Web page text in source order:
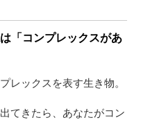
「コンプレックスがあ
レックスを表す生き物。
てきたら、あなたがコン